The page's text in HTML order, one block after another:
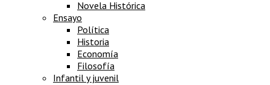
Novela Histórica
Ensayo
Política
Historia
Economía
Filosofía
Infantil y juvenil